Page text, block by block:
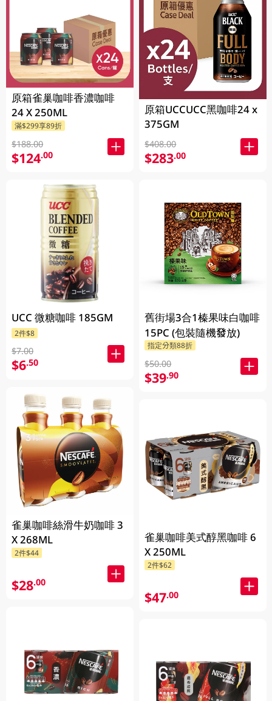
原箱雀巢咖啡香濃咖啡
24 X 250ML
滿$299享89折
$188.00
$124.00
UCC 微糖咖啡 185GM
2件$8
$7.00
$6.50
雀巢咖啡絲滑牛奶咖啡 3
X 268ML
2件$44
$28.00
原箱UCCUCC黑咖啡24 x
375GM
$408.00
$283.00
舊街場3合1榛果味白咖啡
15PC (包裝隨機發放)
指定分類88折
$50.00
$39.90
雀巢咖啡美式醇黑咖啡 6
X 250ML
2件$62
$47.00